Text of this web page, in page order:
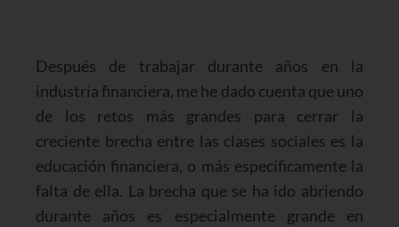
Después de trabajar durante años en la
industria financiera, me he dado cuenta que uno
de los retos más grandes para cerrar la
creciente brecha entre las clases sociales es la
educación financiera, o más específicamente la
falta de ella. La brecha que se ha ido abriendo
durante años es especialmente grande en